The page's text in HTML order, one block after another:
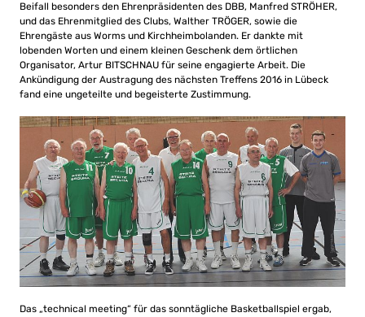
Beifall besonders den Ehrenpräsidenten des DBB, Manfred STRÖHER,
und das Ehrenmitglied des Clubs, Walther TRÖGER, sowie die
Ehrengäste aus Worms und Kirchheimbolanden. Er dankte mit
lobenden Worten und einem kleinen Geschenk dem örtlichen
Organisator, Artur BITSCHNAU für seine engagierte Arbeit. Die
Ankündigung der Austragung des nächsten Treffens 2016 in Lübeck
fand eine ungeteilte und begeisterte Zustimmung.
Das „technical meeting“ für das sonntägliche Basketballspiel ergab,